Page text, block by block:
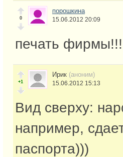
0
порошкина
15.06.2012 20:09
печать фирмы!!!
+1
Ирик (аноним)
15.06.2012 15:13
Вид сверху:
например,
паспорта)))